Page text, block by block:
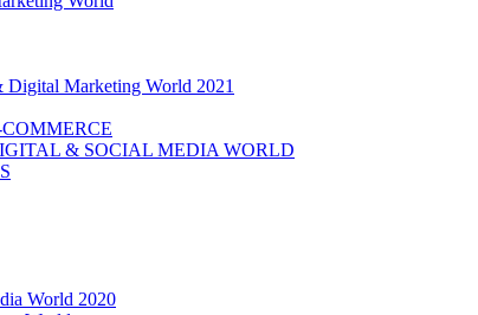
Digital Marketing World 2021
& SOCIAL MEDIA WORLD
World 2020